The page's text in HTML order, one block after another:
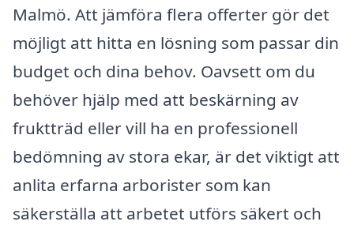
Malmö. Att jämföra flera offerter gör det
möjligt att hitta en lösning som passar din
budget och dina behov. Oavsett om du
behöver hjälp med att beskärning av
fruktträd eller vill ha en professionell
bedömning av stora ekar, är det viktigt att
anlita erfarna arborister som kan
säkerställa att arbetet utförs säkert och